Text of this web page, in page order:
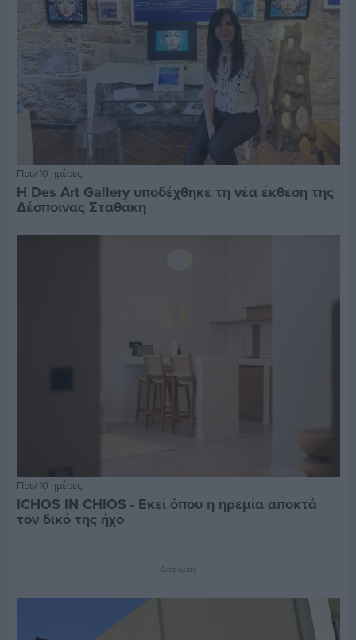
Πριν 10 ημέρες
Η Des Art Gallery υποδέχθηκε τη νέα έκθεση της
Δέσποινας Σταθάκη
Πριν 10 ημέρες
ICHOS IN CHIOS - Εκεί όπου η ηρεμία αποκτά
τον δικό της ήχο
Διαφήμιση